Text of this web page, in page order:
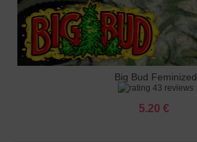
Big Bud Feminized
43 reviews
5.20 €